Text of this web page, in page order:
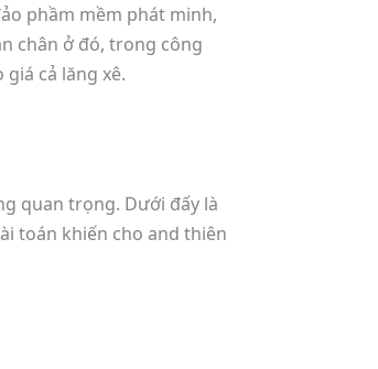
phầm mềm phát minh,
chân ở đó, trong công
cả lăng xê.
quan trọng. Dưới đấy là
toán khiến cho and thiên